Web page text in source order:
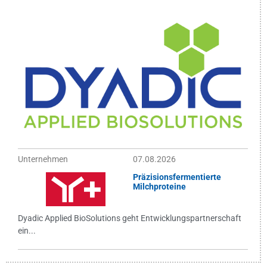
Unternehmen
07.08.2026
Präzisionsfermentierte
Milchproteine
Dyadic Applied BioSolutions geht Entwicklungspartnerschaft
ein...